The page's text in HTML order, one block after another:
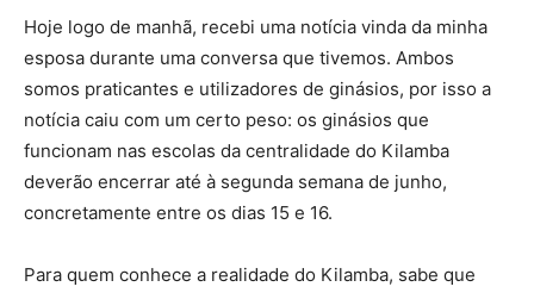
Hoje logo de manhã, recebi uma notícia vinda da minha
esposa durante uma conversa que tivemos. Ambos
somos praticantes e utilizadores de ginásios, por isso a
notícia caiu com um certo peso: os ginásios que
funcionam nas escolas da centralidade do Kilamba
deverão encerrar até à segunda semana de junho,
concretamente entre os dias 15 e 16.
Para quem conhece a realidade do Kilamba, sabe que